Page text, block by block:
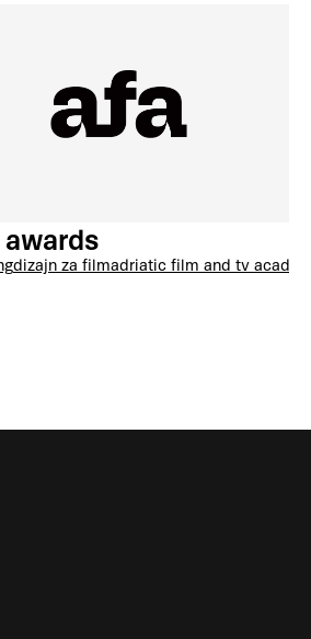
awards
dizajn za filmadriatic film and tv